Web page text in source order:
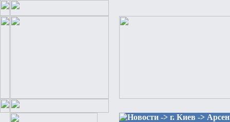
Новости -> г. Киев ->